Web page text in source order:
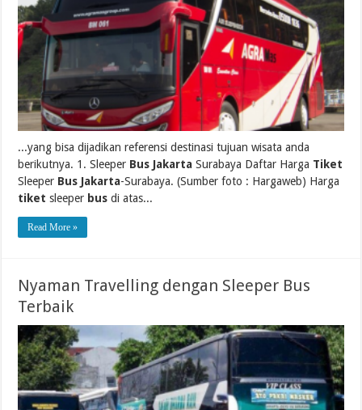
...yang bisa dijadikan referensi destinasi tujuan wisata anda
berikutnya. 1. Sleeper Bus Jakarta Surabaya Daftar Harga Tiket
Sleeper Bus Jakarta-Surabaya. (Sumber foto : Hargaweb) Harga
tiket sleeper bus di atas...
Read More »
Nyaman Travelling dengan Sleeper Bus
Terbaik